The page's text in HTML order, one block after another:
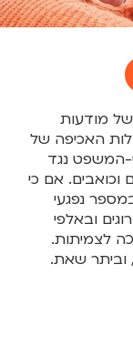
של מודעות
האכיפה של
המשפט נגד
וכואבים. אם כי
נפגעי
ובאלפי
לצמיתות.
וביתר שאת.